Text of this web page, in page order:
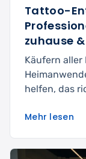
Tattoo-
zuhause
Käufern
helfen, das
Mehr lesen